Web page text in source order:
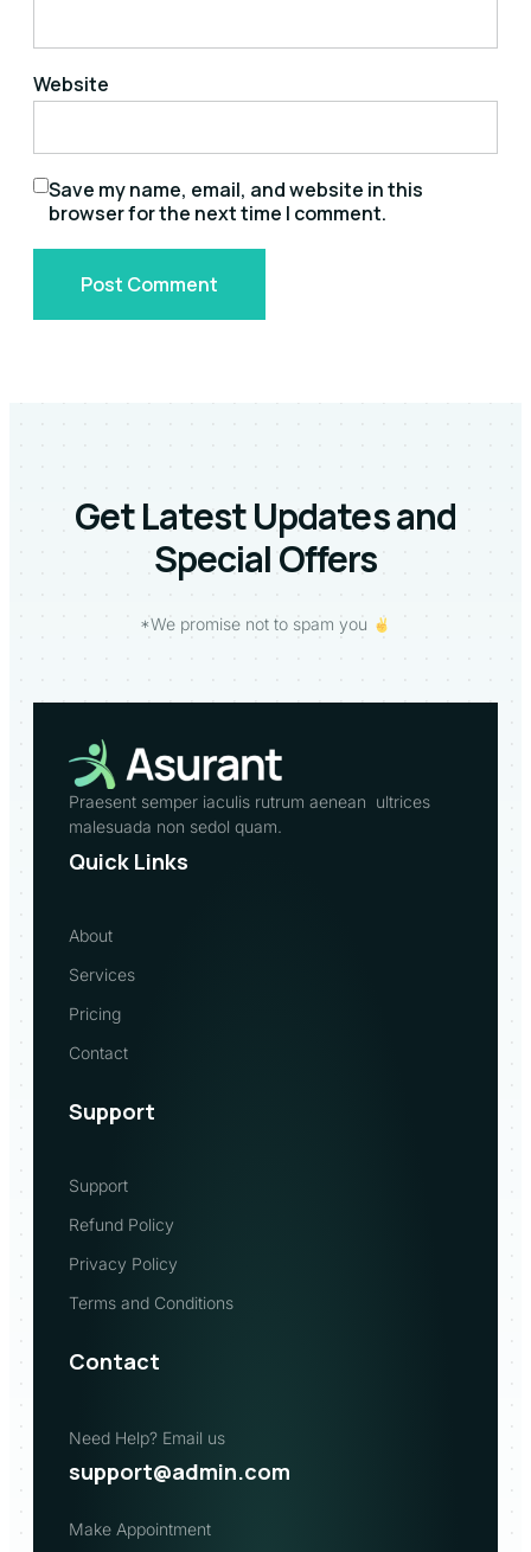
Website
Save my name, email, and website in this
browser for the next time I comment.
Get Latest Updates and
Special Offers
*We promise not to spam you
Praesent semper iaculis rutrum aenean ultrices
malesuada non sedol quam.
Quick Links
About
Services
Pricing
Contact
Support
Support
Refund Policy
Privacy Policy
Terms and Conditions
Contact
Need Help? Email us
support@admin.com
Make Appointment